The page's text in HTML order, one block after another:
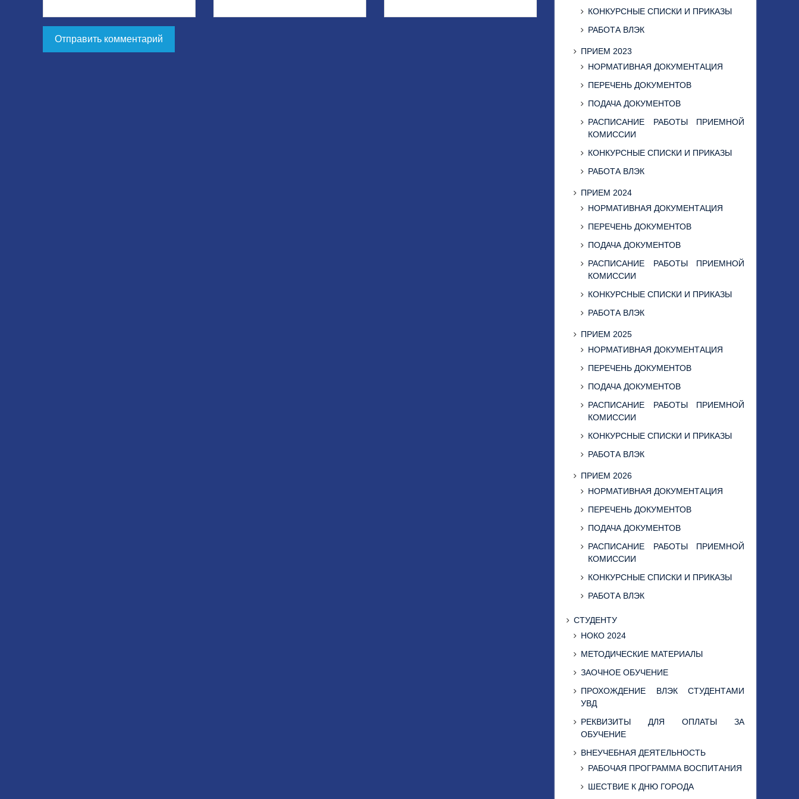
КОНКУРСНЫЕ СПИСКИ И ПРИКАЗЫ
РАБОТА ВЛЭК
ПРИЕМ 2023
НОРМАТИВНАЯ ДОКУМЕНТАЦИЯ
ПЕРЕЧЕНЬ ДОКУМЕНТОВ
ПОДАЧА ДОКУМЕНТОВ
РАСПИСАНИЕ РАБОТЫ ПРИЕМНОЙ
КОМИССИИ
КОНКУРСНЫЕ СПИСКИ И ПРИКАЗЫ
РАБОТА ВЛЭК
ПРИЕМ 2024
НОРМАТИВНАЯ ДОКУМЕНТАЦИЯ
ПЕРЕЧЕНЬ ДОКУМЕНТОВ
ПОДАЧА ДОКУМЕНТОВ
РАСПИСАНИЕ РАБОТЫ ПРИЕМНОЙ
КОМИССИИ
КОНКУРСНЫЕ СПИСКИ И ПРИКАЗЫ
РАБОТА ВЛЭК
ПРИЕМ 2025
НОРМАТИВНАЯ ДОКУМЕНТАЦИЯ
ПЕРЕЧЕНЬ ДОКУМЕНТОВ
ПОДАЧА ДОКУМЕНТОВ
РАСПИСАНИЕ РАБОТЫ ПРИЕМНОЙ
КОМИССИИ
КОНКУРСНЫЕ СПИСКИ И ПРИКАЗЫ
РАБОТА ВЛЭК
ПРИЕМ 2026
НОРМАТИВНАЯ ДОКУМЕНТАЦИЯ
ПЕРЕЧЕНЬ ДОКУМЕНТОВ
ПОДАЧА ДОКУМЕНТОВ
РАСПИСАНИЕ РАБОТЫ ПРИЕМНОЙ
КОМИССИИ
КОНКУРСНЫЕ СПИСКИ И ПРИКАЗЫ
РАБОТА ВЛЭК
СТУДЕНТУ
НОКО 2024
МЕТОДИЧЕСКИЕ МАТЕРИАЛЫ
ЗАОЧНОЕ ОБУЧЕНИЕ
ПРОХОЖДЕНИЕ ВЛЭК СТУДЕНТАМИ
УВД
РЕКВИЗИТЫ ДЛЯ ОПЛАТЫ ЗА
ОБУЧЕНИЕ
ВНЕУЧЕБНАЯ ДЕЯТЕЛЬНОСТЬ
РАБОЧАЯ ПРОГРАММА ВОСПИТАНИЯ
ШЕСТВИЕ К ДНЮ ГОРОДА